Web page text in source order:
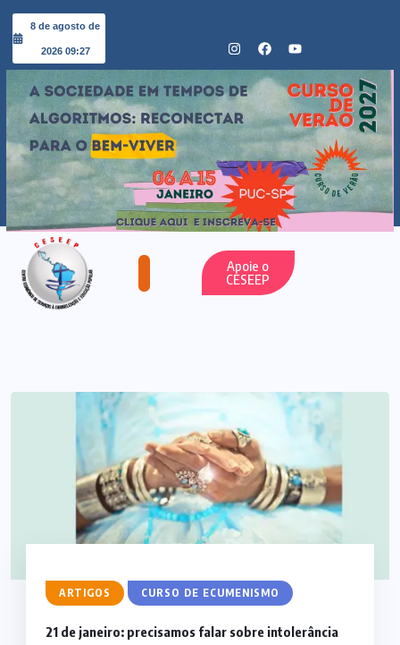
8 de agosto de
2026 09:27
Apoie o
CESEEP
ARTIGOS CURSO DE ECUMENISMO
21 de janeiro: precisamos falar sobre intolerância